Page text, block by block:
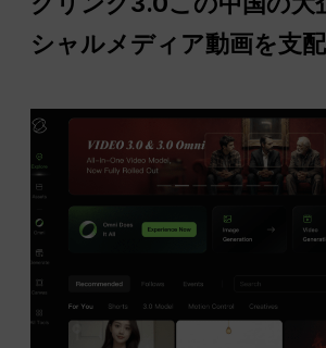
シャルメディア動画を支